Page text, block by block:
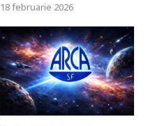
18 februarie 2026